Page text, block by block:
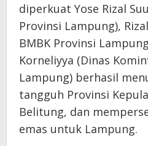
diperkuat Yose Rizal
Provinsi Lampung),
BMBK Provinsi
Korneliyya (Dinas
Lampung) berhasil
tangguh Provinsi
Belitung, dan
emas untuk Lampung.